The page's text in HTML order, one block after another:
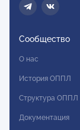
Сообщество
О нас
История ОППЛ
Структура ОППЛ
Документация